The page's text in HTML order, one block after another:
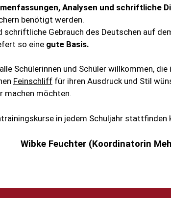
Analysen und schriftliche
benötigt werden.
schriftliche Gebrauch des Deutschen auf
so eine gute Basis.
Schülerinnen und Schüler willkommen,
Feinschliff für ihren Ausdruck und Stil
machen möchten.
in jedem Schuljahr stattfinden
Wibke Feuchter (Koordinatorin